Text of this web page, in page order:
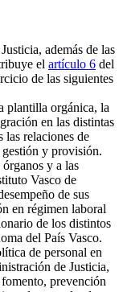
además de las
el artículo 6 del
de las siguientes
plantilla orgánica, la
en las distintas
las relaciones de
y provisión.
y a las
Vasco de
de sus
en régimen laboral
de los distintos
del País Vasco.
de personal en
de Justicia,
prevención